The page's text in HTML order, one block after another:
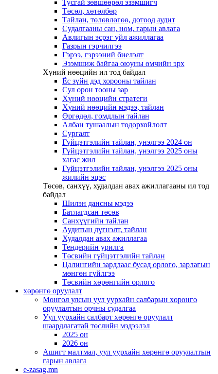
Тусгай зөвшөөрөл эзэмшигч
Төсөл, хөтөлбөр
Тайлан, төлөвлөгөө, дотоод аудит
Судалгааны сан, ном, гарын авлага
Авлигын эсрэг үйл ажиллагаа
Газрын гэрчилгээ
Гэрээ, гэрээний биелэлт
Эзэмшиж байгаа оюуны өмчийн эрх
Хүний нөөцийн ил тод байдал
Ёс зүйн дэд хорооны тайлан
Сул орон тооны зар
Хүний нөөцийн стратеги
Хүний нөөцийн мэдээ, тайлан
Өргөдөл, гомдлын тайлан
Албан тушаалын тодорхойлолт
Сургалт
Гүйцэтгэлийн тайлан, үнэлгээ 2024 он
Гүйцэтгэлийн тайлан, үнэлгээ 2025 оны
хагас жил
Гүйцэтгэлийн тайлан, үнэлгээ 2025 оны
жилийн эцэс
Төсөв, санхүү, худалдан авах ажиллагааны ил тод
байдал
Шилэн дансны мэдээ
Батлагдсан төсөв
Санхүүгийн тайлан
Аудитын дүгнэлт, тайлан
Худалдан авах ажиллагаа
Тендерийн урилга
Төсвийн гүйцэтгэлийн тайлан
Цалингийн зардлаас бусад орлого, зарлагын
мөнгөн гүйлгээ
Төсвийн хөрөнгийн орлого
хөрөнгө оруулалт
Монгол улсын уул уурхайн салбарын хөрөнгө
оруулалтын орчны судалгаа
Уул уурхайн салбарт хөрөнгө оруулалт
шаардлагатай төслийн мэдээлэл
2025 он
2026 он
Ашигт малтмал, уул уурхайн хөрөнгө оруулалтын
гарын авлага
e-zasag.mn